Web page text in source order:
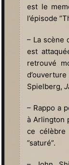
est le
l’épisode
– La scène
est
retrouvé
Spielberg,
– Rappo a
à Arlington
ce célèbre
”saturé”.